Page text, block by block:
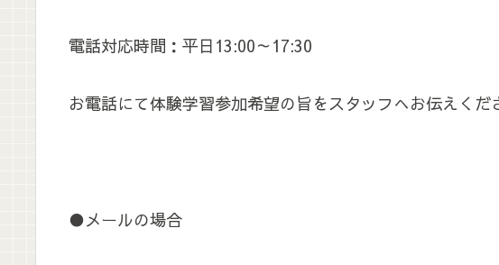
電話対応時間：平日13:00～17:30
お電話にて体験学習参加希望の旨をスタッフへお伝えくだ
●メールの場合